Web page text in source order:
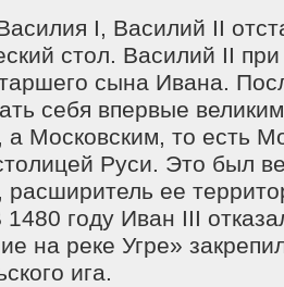
I, Василий II
стол. Василий II
сына Ивана.
себя впервые
Московским, то есть
Руси. Это был
расширитель ее
году Иван III
на реке Угре»
ига.